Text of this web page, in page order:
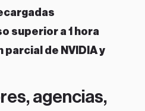
superior a 1 hora
de NVIDIA y
agencias,